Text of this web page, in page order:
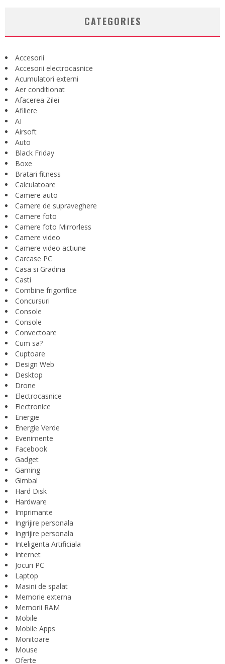
CATEGORIES
Accesorii
Accesorii electrocasnice
Acumulatori externi
Aer conditionat
Afacerea Zilei
Afiliere
AI
Airsoft
Auto
Black Friday
Boxe
Bratari fitness
Calculatoare
Camere auto
Camere de supraveghere
Camere foto
Camere foto Mirrorless
Camere video
Camere video actiune
Carcase PC
Casa si Gradina
Casti
Combine frigorifice
Concursuri
Console
Console
Convectoare
Cum sa?
Cuptoare
Design Web
Desktop
Drone
Electrocasnice
Electronice
Energie
Energie Verde
Evenimente
Facebook
Gadget
Gaming
Gimbal
Hard Disk
Hardware
Imprimante
Ingrijire personala
Ingrijire personala
Inteligenta Artificiala
Internet
Jocuri PC
Laptop
Masini de spalat
Memorie externa
Memorii RAM
Mobile
Mobile Apps
Monitoare
Mouse
Oferte